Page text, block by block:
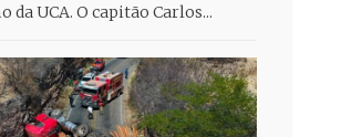
da UCA. O capitão Carlos...